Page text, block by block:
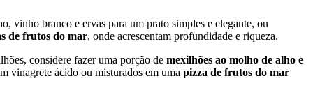
vinho branco e ervas para um prato simples e elegante, ou
de frutos do mar, onde acrescentam profundidade e riqueza.
considere fazer uma porção de mexilhões ao molho de alho e
vinagrete ácido ou misturados em uma pizza de frutos do mar